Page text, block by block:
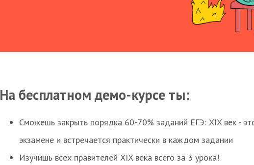
На бесплатном демо-курсе ты:
Сможешь закрыть порядка 60-70% заданий ЕГЭ: XIX век -
экзамене и встречается практически в каждом задании
Изучишь всех правителей XIX века всего за 3 урока!